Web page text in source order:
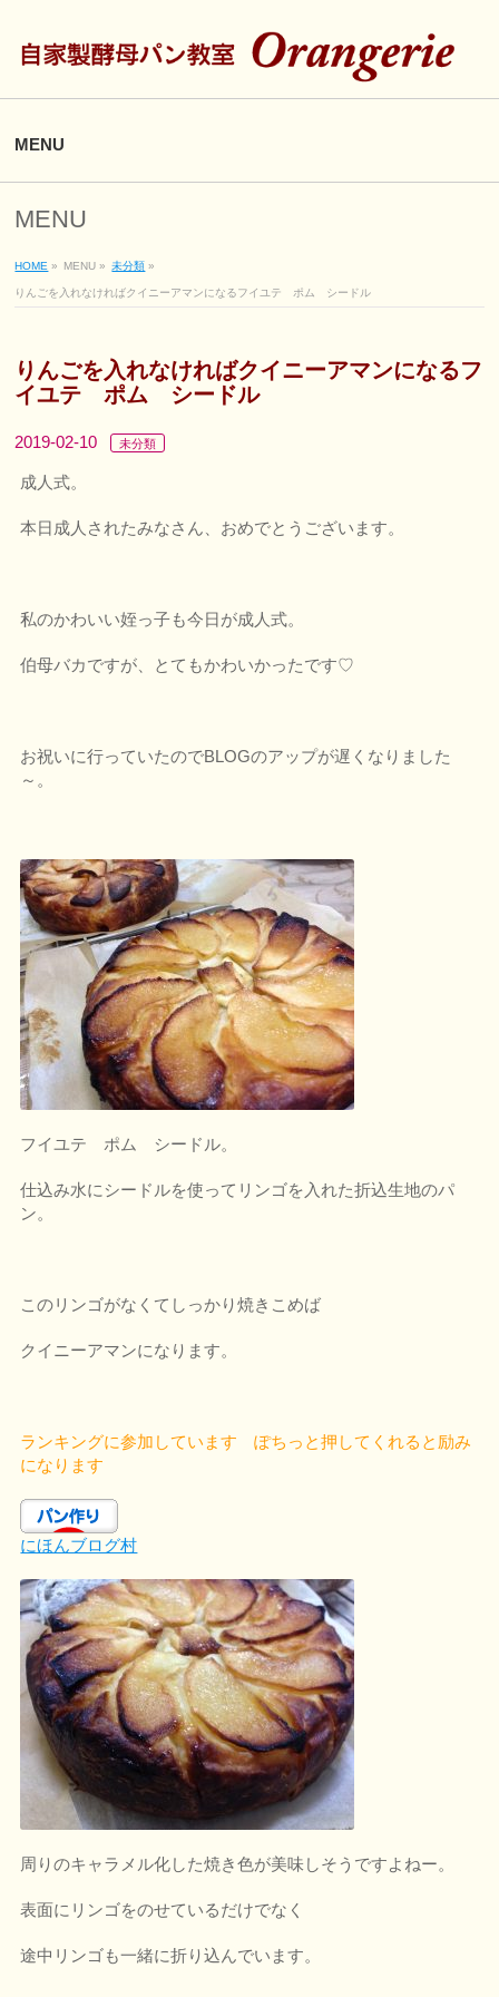
MENU
MENU
HOME » MENU » 未分類 »
りんごを入れなければクイニーアマンになるフイユテ ポム シードル
りんごを入れなければクイニーアマンになるフ
イユテ ポム シードル
2019-02-10 未分類
成人式。
本日成人されたみなさん、おめでとうございます。
私のかわいい姪っ子も今日が成人式。
伯母バカですが、とてもかわいかったです♡
お祝いに行っていたのでBLOGのアップが遅くなりました
～。
フイユテ ポム シードル。
仕込み水にシードルを使ってリンゴを入れた折込生地のパ
ン。
このリンゴがなくてしっかり焼きこめば
クイニーアマンになります。
ランキングに参加しています ぽちっと押してくれると励み
になります
にほんブログ村
周りのキャラメル化した焼き色が美味しそうですよねー。
表面にリンゴをのせているだけでなく
途中リンゴも一緒に折り込んでいます。